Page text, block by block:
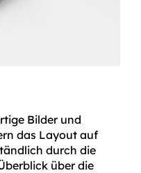
Bilder und
das Layout auf
durch die
über die